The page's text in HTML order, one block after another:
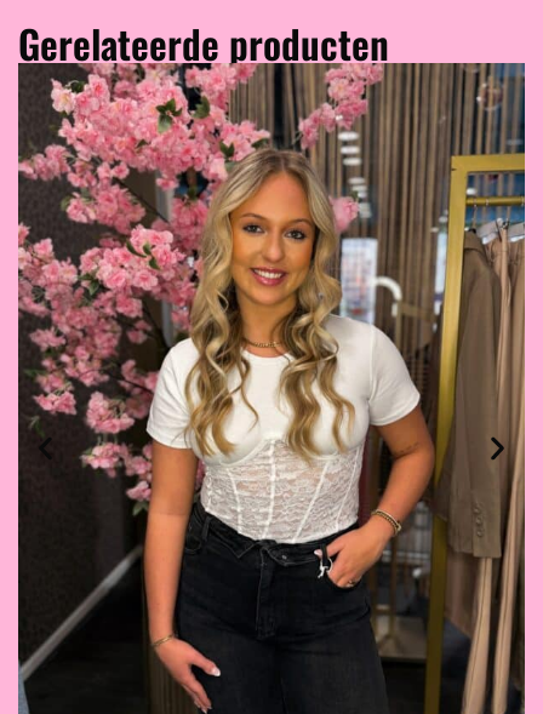
Gerelateerde producten